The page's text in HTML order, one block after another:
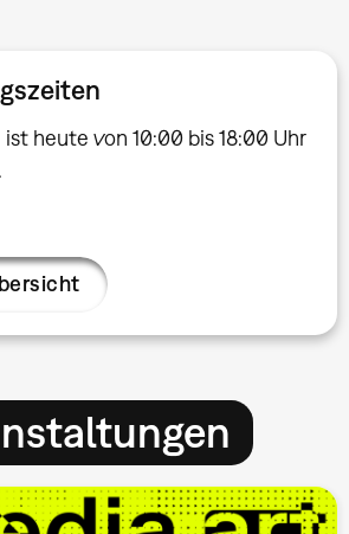
ist heute von 10:00 bis 18:00 Uhr
.